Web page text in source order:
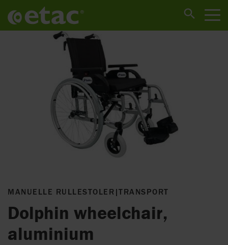
MANUELLE RULLESTOLER |TRANSPORT
Dolphin wheelchair,
aluminium